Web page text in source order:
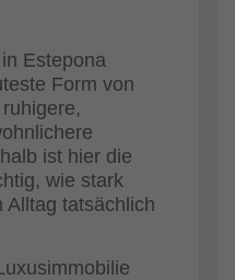
Estepona
Form von
ist hier die
wie stark
Alltag tatsächlich